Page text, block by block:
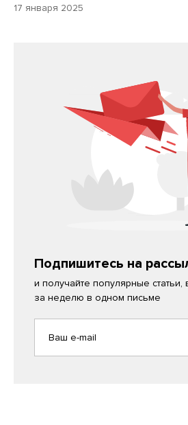
17 января 2025
Подпишитесь на
и получайте популярные
за неделю в одном письме